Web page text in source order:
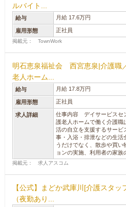
ルバイト...
給与 月給 17.6万円
雇用形態 正社員
掲載元： TownWork
明石恵泉福祉会 西宮恵泉|介護職
老人ホーム...
給与 月給 17.8万円
雇用形態 正社員
求人詳細
仕事内容 デイサービスセ
護老人ホームで働く介護職
活の自立を支援するサービ
事・入浴・排泄などの生活
うだけでなく、散歩や買
ョンの実施、利用者の家族
掲載元： 求人アスコム
【公式】まどか武庫川[介護スタ
（夜勤あり...